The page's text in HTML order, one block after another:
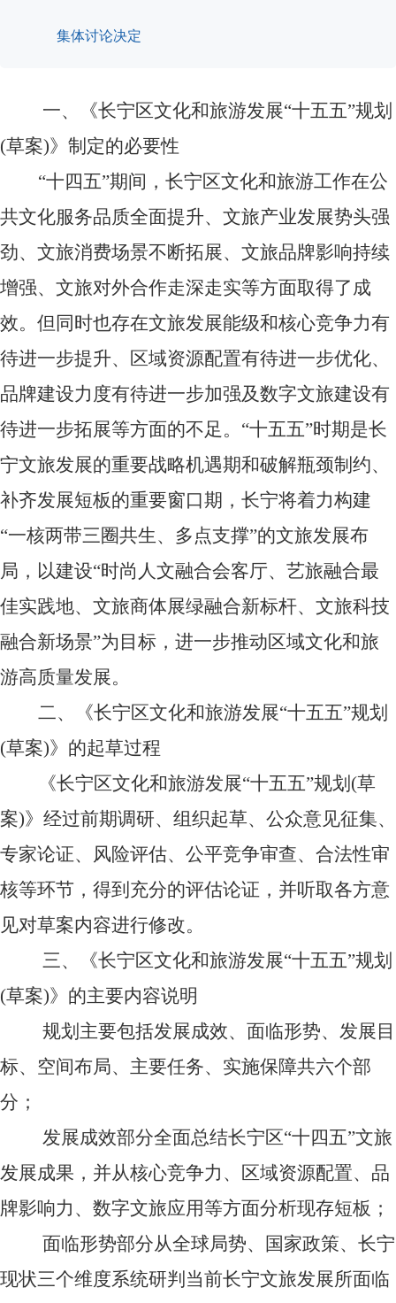
集体讨论决定
一、《长宁区文化和旅游发展“十五五”规划
(草案)》制定的必要性
“十四五”期间，长宁区文化和旅游工作在公
共文化服务品质全面提升、文旅产业发展势头强
劲、文旅消费场景不断拓展、文旅品牌影响持续
增强、文旅对外合作走深走实等方面取得了成
效。但同时也存在文旅发展能级和核心竞争力有
待进一步提升、区域资源配置有待进一步优化、
品牌建设力度有待进一步加强及数字文旅建设有
待进一步拓展等方面的不足。“十五五”时期是长
宁文旅发展的重要战略机遇期和破解瓶颈制约、
补齐发展短板的重要窗口期，长宁将着力构建
“一核两带三圈共生、多点支撑”的文旅发展布
局，以建设“时尚人文融合会客厅、艺旅融合最
佳实践地、文旅商体展绿融合新标杆、 文旅科技
融合新场景”为目标，进一步推动区域文化和旅
游高质量发展。
二、《长宁区文化和旅游发展“十五五”规划
(草案)》的起草过程
《长宁区文化和旅游发展“十五五”规划(草
案)》经过前期调研、组织起草、公众意见征集、
专家论证、风险评估、公平竞争审查、合法性审
核等环节，得到充分的评估论证，并听取各方意
见对草案内容进行修改。
三、《长宁区文化和旅游发展“十五五”规划
(草案)》的主要内容说明
规划主要包括发展成效、面临形势、发展目
标、空间布局、主要任务、实施保障共六个部
分；
发展成效部分全面总结长宁区“十四五”文旅
发展成果，并从核心竞争力、区域资源配置、品
牌影响力、数字文旅应用等方面分析现存短板；
面临形势部分从全球局势、国家政策、长宁
现状三个维度系统研判当前长宁文旅发展所面临